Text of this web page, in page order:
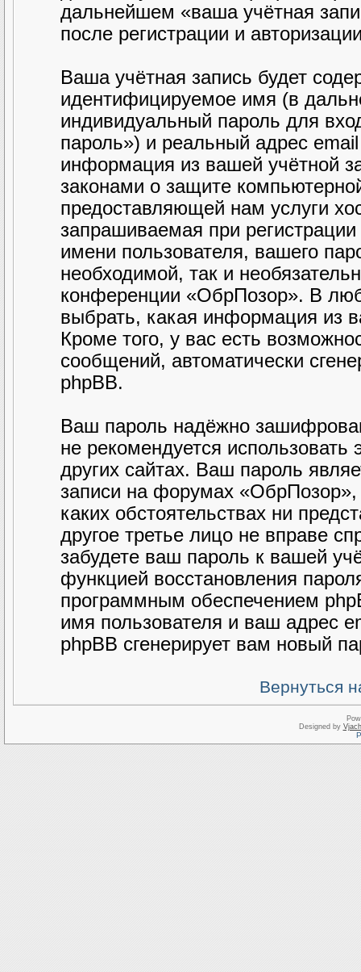
дальнейшем «ваша учётная
после регистрации и
Ваша учётная запись будет
идентифицируемое имя (в
индивидуальный пароль для
пароль») и реальный адрес
информация из вашей учётной
законами о защите
предоставляющей нам услуги
запрашиваемая при
имени пользователя, вашего
необходимой, так и
конференции «ОбрПозор». В
выбрать, какая информация из
Кроме того, у вас есть
сообщений, автоматически
phpBB.
Ваш пароль надёжно
не рекомендуется
других сайтах. Ваш пароль
записи на форумах «ОбрПозор»,
каких обстоятельствах ни
другое третье лицо не вправе
забудете ваш пароль к вашей
функцией восстановления
программным обеспечением
имя пользователя и ваш адрес
phpBB сгенерирует вам новый
Вернуться
Designed by